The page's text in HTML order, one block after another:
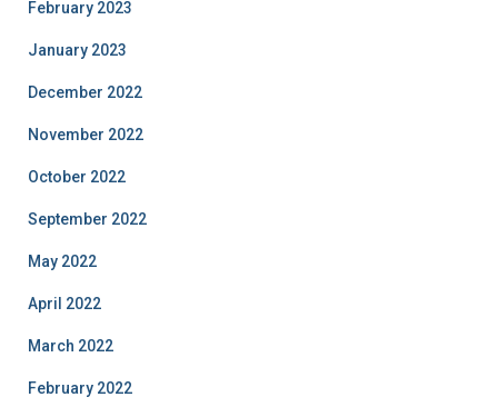
February 2023
January 2023
December 2022
November 2022
October 2022
September 2022
May 2022
April 2022
March 2022
February 2022